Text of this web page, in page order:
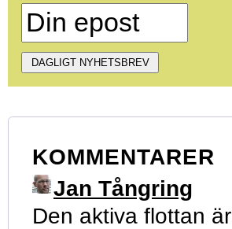
KOMMENTARER
Jan Tångring
Den aktiva flottan är